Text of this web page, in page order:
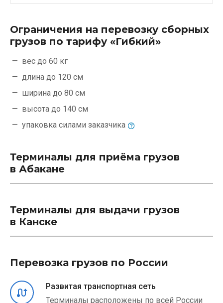
Ограничения на перевозку сборных
грузов по тарифу «Гибкий»
вес до 60 кг
длина до 120 см
ширина до 80 см
высота до 140 см
упаковка силами заказчика
Терминалы для приёма грузов
в Абакане
Терминалы для выдачи грузов
в Канске
Перевозка грузов по России
Развитая транспортная сеть
Терминалы расположены по всей России